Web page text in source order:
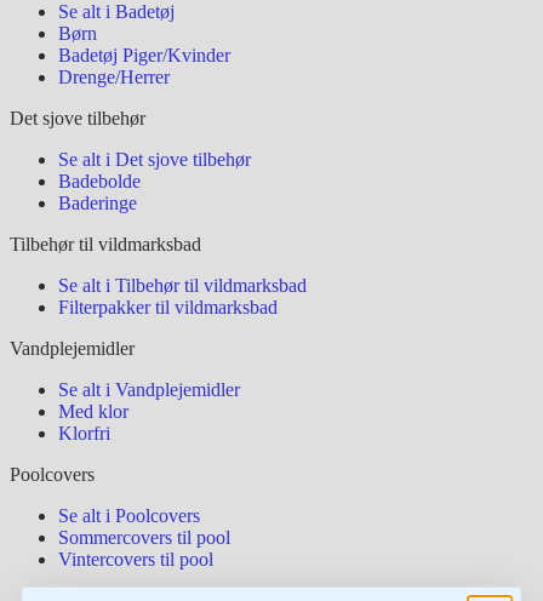
Se alt i Badetøj
Børn
Badetøj Piger/Kvinder
Drenge/Herrer
Det sjove tilbehør
Se alt i Det sjove tilbehør
Badebolde
Baderinge
Tilbehør til vildmarksbad
Se alt i Tilbehør til vildmarksbad
Filterpakker til vildmarksbad
Vandplejemidler
Se alt i Vandplejemidler
Med klor
Klorfri
Poolcovers
Se alt i Poolcovers
Sommercovers til pool
Vintercovers til pool